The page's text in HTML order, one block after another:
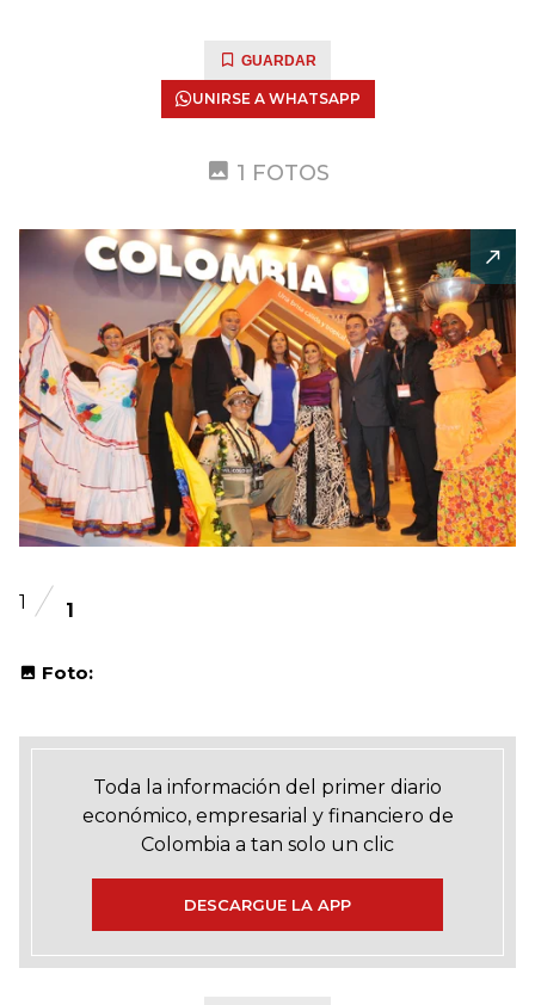
GUARDAR
UNIRSE A WHATSAPP
1 FOTOS
1 1
Foto:
Toda la información del primer diario
económico, empresarial y financiero de
Colombia a tan solo un clic
DESCARGUE LA APP